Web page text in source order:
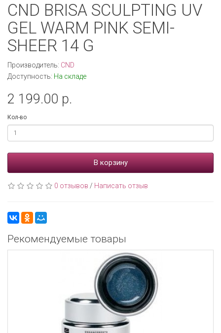
CND BRISA SCULPTING UV
GEL WARM PINK SEMI-
SHEER 14 G
Производитель: CND
Доступность: На складе
2 199.00 р.
Кол-во
В корзину
0 отзывов / Написать отзыв
Рекомендуемые товары